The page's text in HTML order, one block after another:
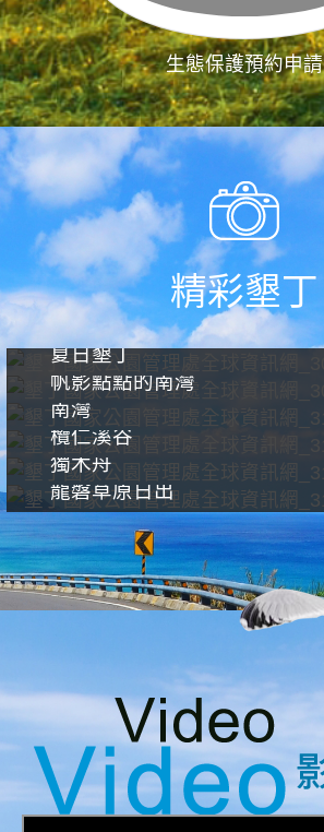
生態保護預約申請
精彩墾丁
夏日墾丁
帆影點點的南灣
南灣
欖仁溪谷
獨木舟
龍磐草原日出